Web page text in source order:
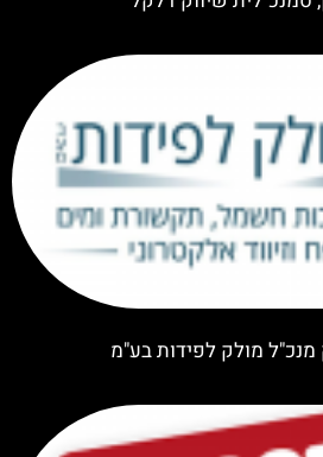
מולק לפידות בע"מ